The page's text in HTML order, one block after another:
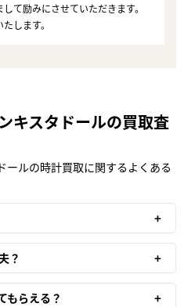
て励みにさせていただきます。
します。
キスタドールの買取査
ールの時計買取に関するよくある
？
もらえる？